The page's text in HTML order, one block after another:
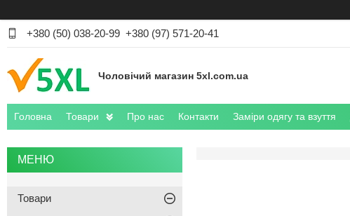
+380 (50) 038-20-99 +380 (97) 571-20-41
Чоловічий магазин 5xl.com.ua
Головна Товари Про нас Контакти Заміри одягу та взуття
Товари